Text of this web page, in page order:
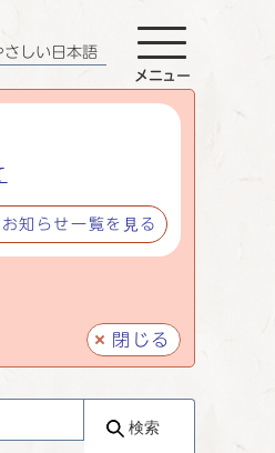
知らせ一覧を見る
閉じる
さしい日本語
メニュー
検索